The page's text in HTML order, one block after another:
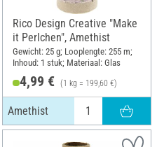
Rico Design Creative "Make
it Perlchen", Amethist
Gewicht: 25 g; Looplengte: 255 m;
Inhoud: 1 stuk; Materiaal: Glas
4,99 € (1 kg = 199,60 €)
Amethist